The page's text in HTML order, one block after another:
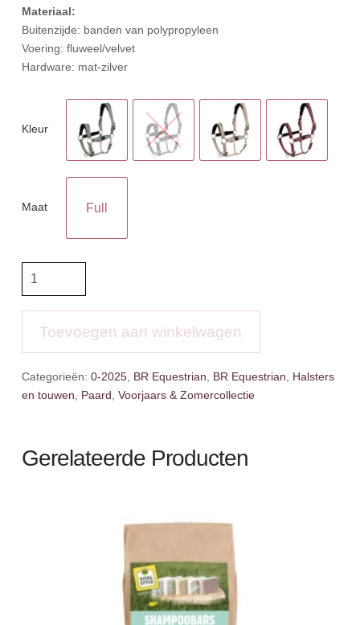
Materiaal:
Buitenzijde: banden van polypropyleen
Voering: fluweel/velvet
Hardware: mat-zilver
Kleur
Maat Full
VelvetToevoegen aan winkelwagen
Categorieën: 0-2025, BR Equestrian, BR Equestrian, Halsters
en touwen, Paard, Voorjaars & Zomercollectie
Gerelateerde Producten